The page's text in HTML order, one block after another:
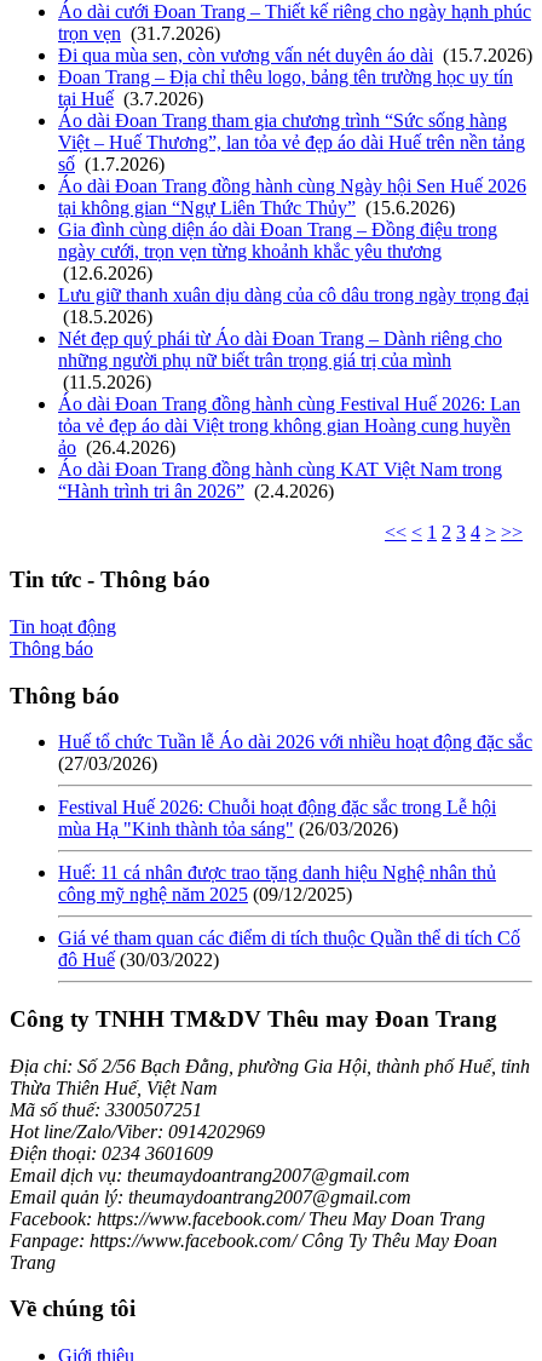
Áo dài cưới Đoan Trang – Thiết kế riêng cho ngày hạnh phúc
trọn vẹn (31.7.2026)
Đi qua mùa sen, còn vương vấn nét duyên áo dài (15.7.2026)
Đoan Trang – Địa chỉ thêu logo, bảng tên trường học uy tín
tại Huế (3.7.2026)
Áo dài Đoan Trang tham gia chương trình “Sức sống hàng
Việt – Huế Thương”, lan tỏa vẻ đẹp áo dài Huế trên nền tảng
số (1.7.2026)
Áo dài Đoan Trang đồng hành cùng Ngày hội Sen Huế 2026
tại không gian “Ngự Liên Thức Thủy” (15.6.2026)
Gia đình cùng diện áo dài Đoan Trang – Đồng điệu trong
ngày cưới, trọn vẹn từng khoảnh khắc yêu thương
(12.6.2026)
Lưu giữ thanh xuân dịu dàng của cô dâu trong ngày trọng đại
(18.5.2026)
Nét đẹp quý phái từ Áo dài Đoan Trang – Dành riêng cho
những người phụ nữ biết trân trọng giá trị của mình
(11.5.2026)
Áo dài Đoan Trang đồng hành cùng Festival Huế 2026: Lan
tỏa vẻ đẹp áo dài Việt trong không gian Hoàng cung huyền
ảo (26.4.2026)
Áo dài Đoan Trang đồng hành cùng KAT Việt Nam trong
“Hành trình tri ân 2026” (2.4.2026)
<< < 1 2 3 4 > >>
Tin tức - Thông báo
Tin hoạt động
Thông báo
Thông báo
Huế tổ chức Tuần lễ Áo dài 2026 với nhiều hoạt động đặc sắc
(27/03/2026)
Festival Huế 2026: Chuỗi hoạt động đặc sắc trong Lễ hội
mùa Hạ "Kinh thành tỏa sáng" (26/03/2026)
Huế: 11 cá nhân được trao tặng danh hiệu Nghệ nhân thủ
công mỹ nghệ năm 2025 (09/12/2025)
Giá vé tham quan các điểm di tích thuộc Quần thể di tích Cố
đô Huế (30/03/2022)
Công ty TNHH TM&DV Thêu may Đoan Trang
Địa chỉ: Số 2/56 Bạch Đằng, phường Gia Hội, thành phố Huế, tỉnh
Thừa Thiên Huế, Việt Nam
Mã số thuế: 3300507251
Hot line/Zalo/Viber: 0914202969
Điện thoại: 0234 3601609
Email dịch vụ: theumaydoantrang2007@gmail.com
Email quản lý: theumaydoantrang2007@gmail.com
Facebook: https://www.facebook.com/ Theu May Doan Trang
Fanpage: https://www.facebook.com/ Công Ty Thêu May Đoan
Trang
Về chúng tôi
Giới thiệu